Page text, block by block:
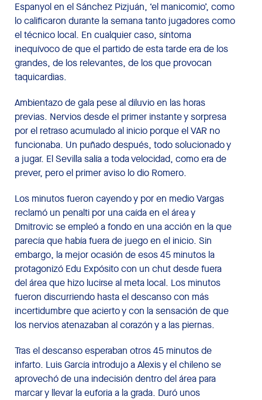
Espanyol en el Sánchez Pizjuán, ‘el manicomio’, como
lo calificaron durante la semana tanto jugadores como
el técnico local. En cualquier caso, síntoma
inequívoco de que el partido de esta tarde era de los
grandes, de los relevantes, de los que provocan
taquicardias.
Ambientazo de gala pese al diluvio en las horas
previas. Nervios desde el primer instante y sorpresa
por el retraso acumulado al inicio porque el VAR no
funcionaba. Un puñado después, todo solucionado y
a jugar. El Sevilla salía a toda velocidad, como era de
prever, pero el primer aviso lo dio Romero.
Los minutos fueron cayendo y por en medio Vargas
reclamó un penalti por una caída en el área y
Dmitrovic se empleó a fondo en una acción en la que
parecía que había fuera de juego en el inicio. Sin
embargo, la mejor ocasión de esos 45 minutos la
protagonizó Edu Expósito con un chut desde fuera
del área que hizo lucirse al meta local. Los minutos
fueron discurriendo hasta el descanso con más
incertidumbre que acierto y con la sensación de que
los nervios atenazaban al corazón y a las piernas.
Tras el descanso esperaban otros 45 minutos de
infarto. Luis García introdujo a Alexis y el chileno se
aprovechó de una indecisión dentro del área para
marcar y llevar la euforia a la grada. Duró unos